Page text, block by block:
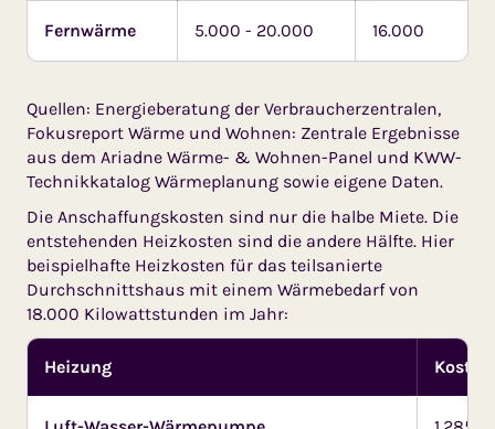
Fernwärme 5.000 - 20.000 16.000
Quellen: Energieberatung der Verbraucherzentralen,
Fokusreport Wärme und Wohnen: Zentrale Ergebnisse
aus dem Ariadne Wärme- & Wohnen-Panel und KWW-
Technik­katalog Wärme­planung sowie eigene Daten.
Die Anschaffungskosten sind nur die halbe Miete. Die
entstehenden Heizkosten sind die andere Hälfte. Hier
beispielhafte Heizkosten für das teilsanierte
Durchschnittshaus mit einem Wärmebedarf von
18.000 Kilowattstunden im Jahr:
Heizung